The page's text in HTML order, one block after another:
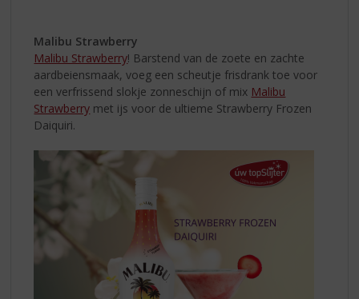
Malibu Strawberry
Malibu Strawberry! Barstend van de zoete en zachte
aardbeiensmaak, voeg een scheutje frisdrank toe voor
een verfrissend slokje zonneschijn of mix Malibu
Strawberry met ijs voor de ultieme Strawberry Frozen
Daiquiri.